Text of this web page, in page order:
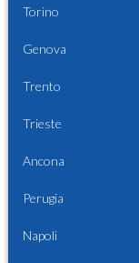
Torino
Genova
Trento
Trieste
Ancona
Perugia
Napoli